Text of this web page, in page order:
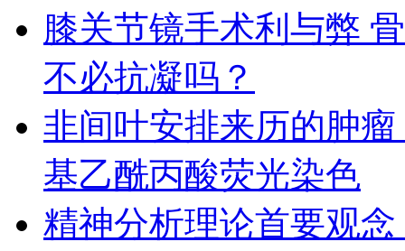
膝关节镜手术利与弊
不必抗凝吗？
非间叶安排来历的肿
基乙酰丙酸荧光染色
精神分析理论首要观